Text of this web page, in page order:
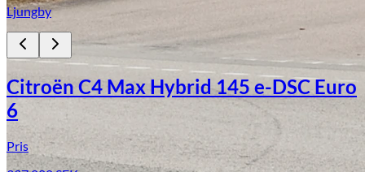
Ljungby
Citroën C4 Max Hybrid 145 e-DSC Euro
6
Pris